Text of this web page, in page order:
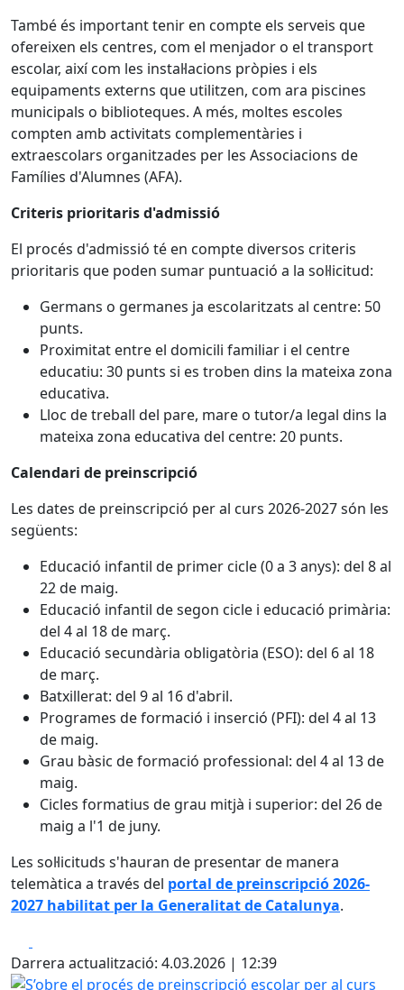
També és important tenir en compte els serveis que
ofereixen els centres, com el menjador o el transport
escolar, així com les instal·lacions pròpies i els
equipaments externs que utilitzen, com ara piscines
municipals o biblioteques. A més, moltes escoles
compten amb activitats complementàries i
extraescolars organitzades per les Associacions de
Famílies d'Alumnes (AFA).
Criteris prioritaris d'admissió
El procés d'admissió té en compte diversos criteris
prioritaris que poden sumar puntuació a la sol·licitud:
Germans o germanes ja escolaritzats al centre: 50
punts.
Proximitat entre el domicili familiar i el centre
educatiu: 30 punts si es troben dins la mateixa zona
educativa.
Lloc de treball del pare, mare o tutor/a legal dins la
mateixa zona educativa del centre: 20 punts.
Calendari de preinscripció
Les dates de preinscripció per al curs 2026-2027 són les
següents:
Educació infantil de primer cicle (0 a 3 anys): del 8 al
22 de maig.
Educació infantil de segon cicle i educació primària:
del 4 al 18 de març.
Educació secundària obligatòria (ESO): del 6 al 18
de març.
Batxillerat: del 9 al 16 d'abril.
Programes de formació i inserció (PFI): del 4 al 13
de maig.
Grau bàsic de formació professional: del 4 al 13 de
maig.
Cicles formatius de grau mitjà i superior: del 26 de
maig a l'1 de juny.
Les sol·licituds s'hauran de presentar de manera
telemàtica a través del portal de preinscripció 2026-
2027 habilitat per la Generalitat de Catalunya.
Darrera actualització: 4.03.2026 | 12:39
S’obre el procés de preinscripció escolar per al curs